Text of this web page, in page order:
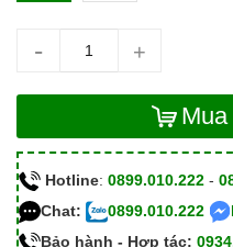
- +
Hotline: 0899.010.222 -
Chat:
0899.010.222
Bảo hành - Hợp tác: